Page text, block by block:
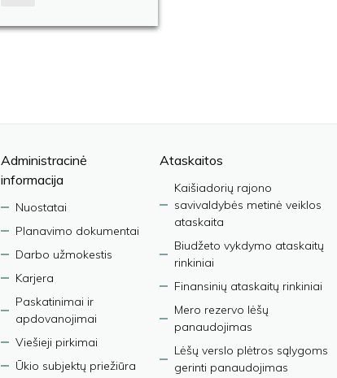
Administracinė
informacija
Nuostatai
Planavimo dokumentai
Darbo užmokestis
Karjera
Paskatinimai ir
apdovanojimai
Viešieji pirkimai
Ūkio subjektų priežiūra
Ataskaitos
Kaišiadorių rajono
savivaldybės metinė veiklos
ataskaita
Biudžeto vykdymo ataskaitų
rinkiniai
Finansinių ataskaitų rinkiniai
Mero rezervo lėšų
panaudojimas
Lėšų verslo plėtros sąlygoms
gerinti panaudojimas